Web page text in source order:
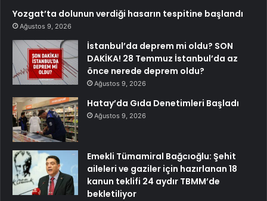
Yozgat’ta dolunun verdiği hasarın tespitine başlandı
Ağustos 9, 2026
İstanbul’da deprem mi oldu? SON
DAKİKA! 28 Temmuz İstanbul’da az
önce nerede deprem oldu?
Ağustos 9, 2026
Hatay’da Gıda Denetimleri Başladı
Ağustos 9, 2026
Emekli Tümamiral Bağcıoğlu: Şehit
aileleri ve gaziler için hazırlanan 18
kanun teklifi 24 aydır TBMM’de
bekletiliyor